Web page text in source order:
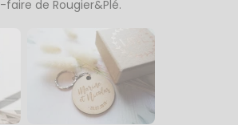
de Rougier&Plé.